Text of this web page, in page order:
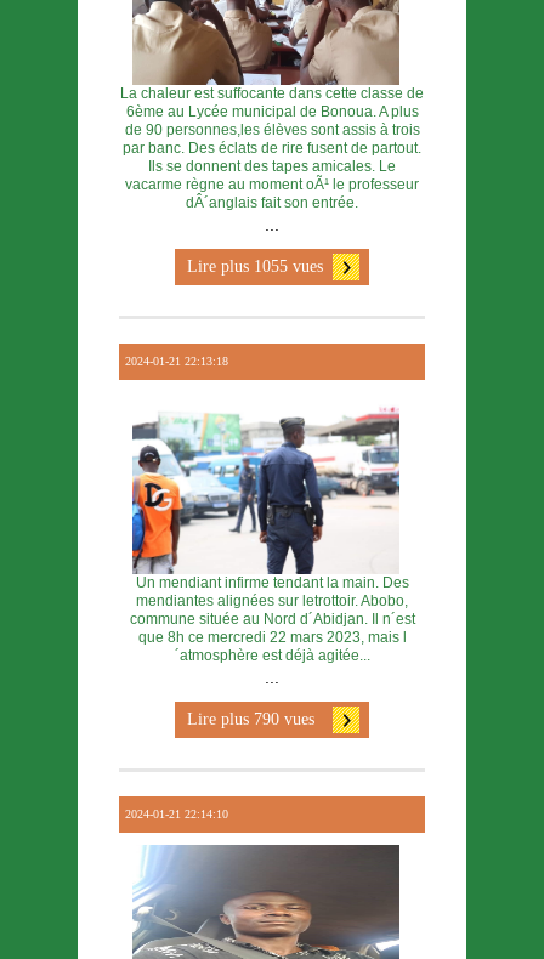
La chaleur est suffocante dans cette classe de
6ème au Lycée municipal de Bonoua. A plus
de 90 personnes,les élèves sont assis à trois
par banc. Des éclats de rire fusent de partout.
Ils se donnent des tapes amicales. Le
vacarme règne au moment oÃ¹ le professeur
dÂ´anglais fait son entrée.
...
Lire plus 1055 vues
2024-01-21 22:13:18
Un mendiant infirme tendant la main. Des
mendiantes alignées sur letrottoir. Abobo,
commune située au Nord d´Abidjan. Il n´est
que 8h ce mercredi 22 mars 2023, mais l
´atmosphère est déjà agitée...
...
Lire plus 790 vues
2024-01-21 22:14:10